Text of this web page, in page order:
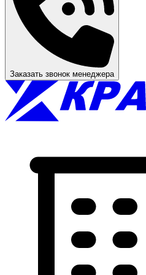
Заказать звонок менеджера